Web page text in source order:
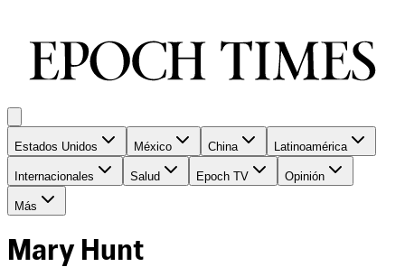
Estados Unidos México China Latinoamérica
Internacionales Salud Epoch TV Opinión
Más
Mary Hunt